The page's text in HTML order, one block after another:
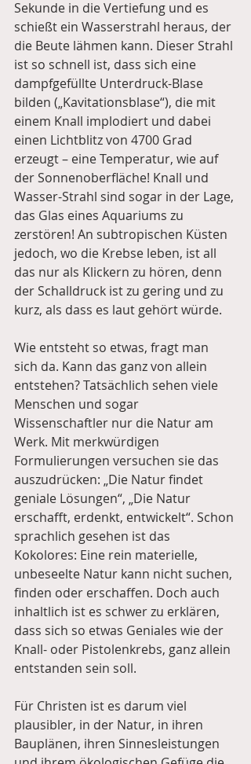
Sekunde in die Vertiefung und es
schießt ein Wasserstrahl heraus, der
die Beute lähmen kann. Dieser Strahl
ist so schnell ist, dass sich eine
dampfgefüllte Unterdruck-Blase
bilden („Kavitationsblase“), die mit
einem Knall implodiert und dabei
einen Lichtblitz von 4700 Grad
erzeugt – eine Temperatur, wie auf
der Sonnenoberfläche! Knall und
Wasser-Strahl sind sogar in der Lage,
das Glas eines Aquariums zu
zerstören! An subtropischen Küsten
jedoch, wo die Krebse leben, ist all
das nur als Klickern zu hören, denn
der Schalldruck ist zu gering und zu
kurz, als dass es laut gehört würde.
Wie entsteht so etwas, fragt man
sich da. Kann das ganz von allein
entstehen? Tatsächlich sehen viele
Menschen und sogar
Wissenschaftler nur die Natur am
Werk. Mit merkwürdigen
Formulierungen versuchen sie das
auszudrücken: „Die Natur findet
geniale Lösungen“, „Die Natur
erschafft, erdenkt, entwickelt“. Schon
sprachlich gesehen ist das
Kokolores: Eine rein materielle,
unbeseelte Natur kann nicht suchen,
finden oder erschaffen. Doch auch
inhaltlich ist es schwer zu erklären,
dass sich so etwas Geniales wie der
Knall- oder Pistolenkrebs, ganz allein
entstanden sein soll.
Für Christen ist es darum viel
plausibler, in der Natur, in ihren
Bauplänen, ihren Sinnesleistungen